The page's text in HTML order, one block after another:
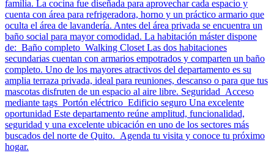
familia. La cocina fue diseñada para aprovechar cada espacio y
cuenta con área para refrigeradora, horno y un práctico armario que
oculta el área de lavandería. Antes del área privada se encuentra un
baño social para mayor comodidad. La habitación máster dispone
de: Baño completo Walking Closet Las dos habitaciones
secundarias cuentan con armarios empotrados y comparten un baño
completo. Uno de los mayores atractivos del departamento es su
amplia terraza privada, ideal para reuniones, descanso o para que tus
mascotas disfruten de un espacio al aire libre. Seguridad Acceso
mediante tags Portón eléctrico Edificio seguro Una excelente
oportunidad Este departamento reúne amplitud, funcionalidad,
seguridad y una excelente ubicación en uno de los sectores más
buscados del norte de Quito. Agenda tu visita y conoce tu próximo
hogar.